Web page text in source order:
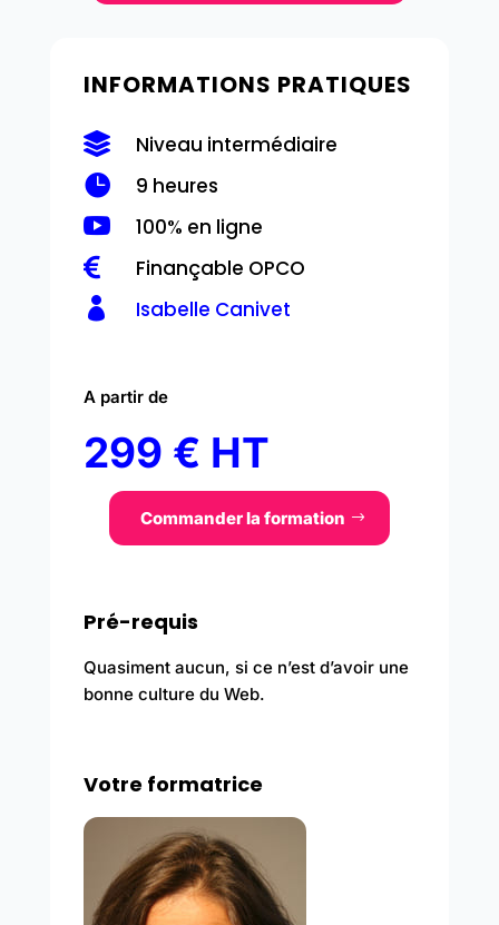
INFORMATIONS PRATIQUES
 Niveau intermédiaire
 9 heures

100% en ligne

Finançable OPCO
 Isabelle Canivet
A partir de
299 € HT
Commander la formation
Pré-requis
Quasiment aucun, si ce n’est d’avoir une
bonne culture du Web.
Votre formatrice